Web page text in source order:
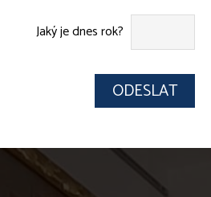
Jaký je dnes rok?